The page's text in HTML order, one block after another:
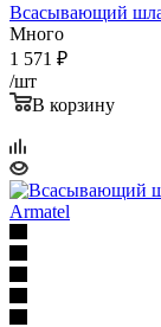
Всасывающий
Много
1 571 ₽
/шт
В корзину